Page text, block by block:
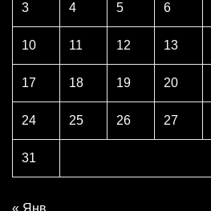
3 4 5 6
10 11 12 13
17 18 19 20
24 25 26 27
31